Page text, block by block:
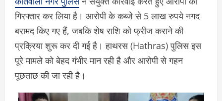
गिरफ्तार कर लिया है। आरोपी के कब्जे से 5 लाख रुपये नगद
बरामद किए गए हैं, जबकि शेष राशि को फ्रीज कराने की
प्रक्रिया शुरू कर दी गई है। हाथरस (Hathras) पुलिस इस
पूरे मामले को बेहद गंभीर मान रही है और आरोपी से गहन
पूछताछ की जा रही है।